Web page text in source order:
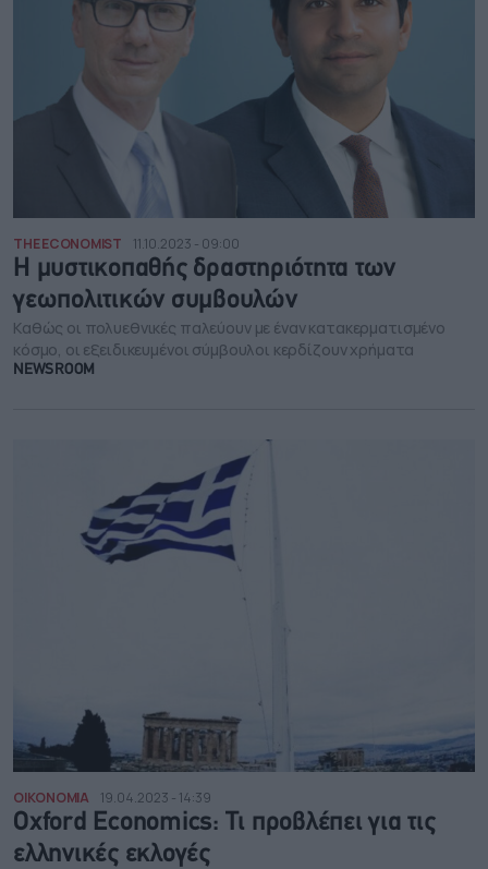
THE ECONOMIST 11.10.2023 - 09:00
Η μυστικοπαθής δραστηριότητα των
γεωπολιτικών συμβουλών
Καθώς οι πολυεθνικές παλεύουν με έναν κατακερματισμένο
κόσμο, οι εξειδικευμένοι σύμβουλοι κερδίζουν χρήματα
NEWSROOM
ΟΙΚΟΝΟΜΙΑ 19.04.2023 - 14:39
Oxford Economics: Τι προβλέπει για τις
ελληνικές εκλογές